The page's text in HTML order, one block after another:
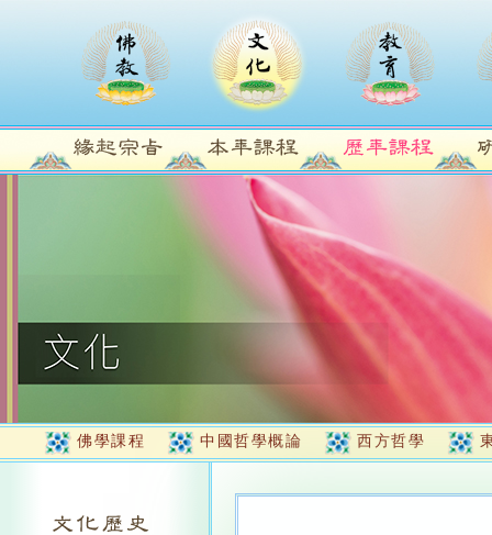
佛學課程 中國哲學概論 西方哲學